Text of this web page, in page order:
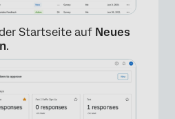
Startseite auf Neues
.